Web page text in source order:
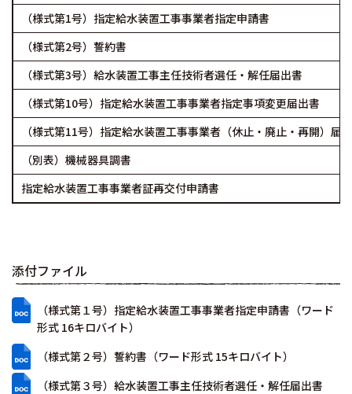
（様式第1号）指定給水装置工事事業者指定申請書
（様式第2号）誓約書
（様式第3号）給水装置工事主任技術者選任・解任届出書
（様式第10号）指定給水装置工事事業者指定事項変更届出書
（様式第11号）指定給水装置工事事業者（休止・廃止・再開）届
（別表）機械器具調書
指定給水装置工事事業者証再交付申請書
添付ファイル
（様式第１号）指定給水装置工事事業者指定申請書（ワード
形式 16キロバイト）
（様式第２号）誓約書（ワード形式 15キロバイト）
（様式第３号）給水装置工事主任技術者選任・解任届出書